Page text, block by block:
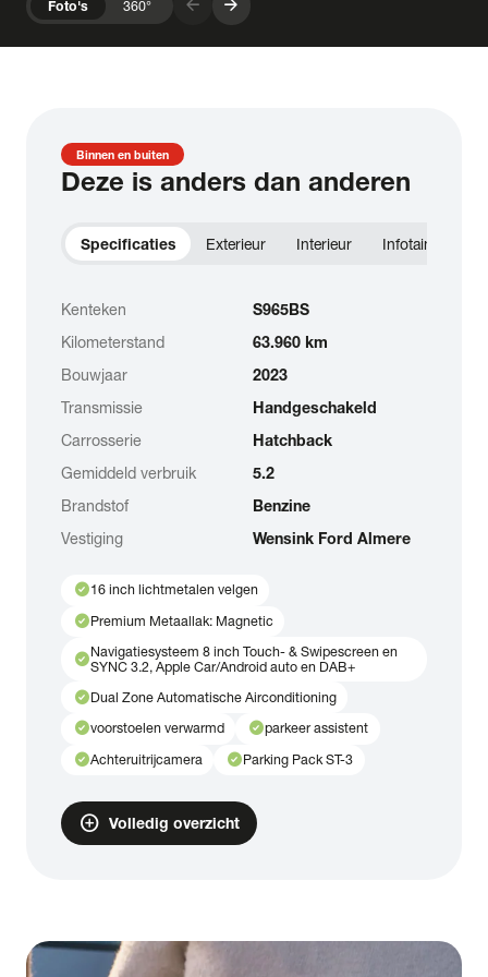
Foto's 360° arrow_forward arrow_forward
Binnen en buiten
Deze is anders dan anderen
Specificaties Exterieur Interieur Infotainment
Kenteken
S965BS
Kilometerstand
63.960 km
Bouwjaar
2023
Transmissie
Handgeschakeld
Carrosserie
Hatchback
Gemiddeld verbruik
5.2
Brandstof
Benzine
Vestiging
Wensink Ford Almere
check_circle16 inch lichtmetalen velgen
check_circlePremium Metaallak: Magnetic
check_circleNavigatiesysteem 8 inch Touch- & Swipescreen en
SYNC 3.2, Apple Car/Android auto en DAB+
check_circleDual Zone Automatische Airconditioning
check_circlevoorstoelen verwarmd check_circleparkeer assistent
check_circleAchteruitrijcamera check_circleParking Pack ST-3
add_circle Volledig overzicht